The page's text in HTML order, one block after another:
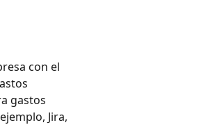
con el
gastos
Jira,